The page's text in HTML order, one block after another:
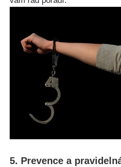
5. Prevence ⁣a